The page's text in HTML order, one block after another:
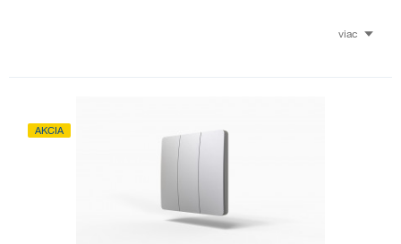
viac
AKCIA